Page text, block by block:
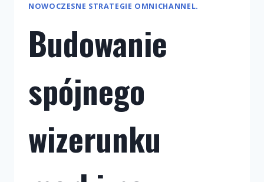
NOWOCZESNE STRATEGIE OMNICHANNEL.
Budowanie
spójnego
wizerunku